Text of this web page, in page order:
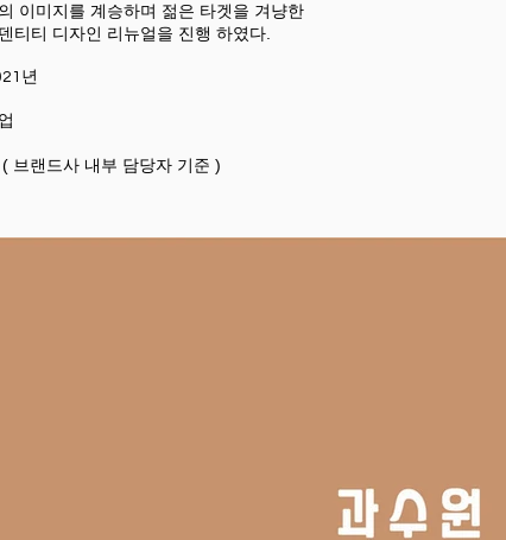
이미지를 계승하며 젊은 타겟을 겨냥한
티티 디자인 리뉴얼을 진행 하였다.
년
브랜드사 내부 담당자 기준 )